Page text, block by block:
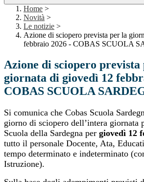
Home >
Novità >
Le notizie >
Azione di sciopero prevista per la
febbraio 2026 - COBAS SCUOLA
Azione di sciopero prevista
giornata di giovedì 12
COBAS SCUOLA
Si comunica che Cobas Scuola
giorno di sciopero dell’intera giornata
Scuola della Sardegna per giovedì 12
tutto il personale Docente, Ata,
tempo determinato e indeterminato
Istruzione).